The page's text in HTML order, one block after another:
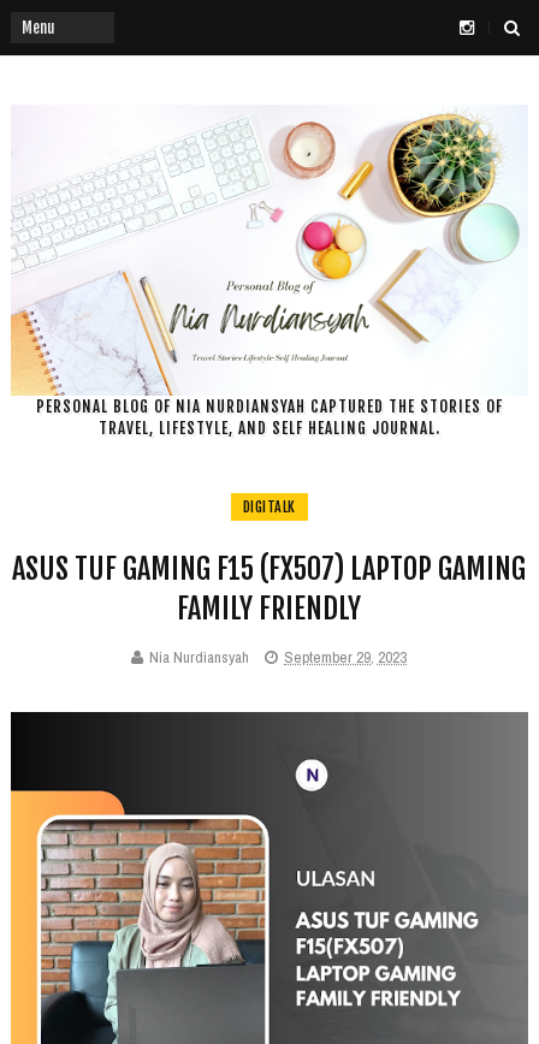
PERSONAL BLOG OF NIA NURDIANSYAH CAPTURED THE STORIES OF
TRAVEL, LIFESTYLE, AND SELF HEALING JOURNAL.
DIGITALK
ASUS TUF GAMING F15 (FX507) LAPTOP GAMING
FAMILY FRIENDLY
Nia Nurdiansyah September 29, 2023